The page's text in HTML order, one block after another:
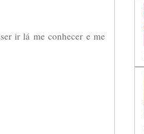
ir lá me conhecer e me